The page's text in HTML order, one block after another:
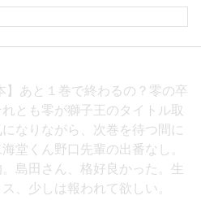
】あと１巻で終わるの？零の卒
とも零が獅子王のタイトル取
なりながら、次巻を待つ間に
堂くん野口先輩の出番なし。
島田さん、格好良かった。生
、少しは報われて欲しい。